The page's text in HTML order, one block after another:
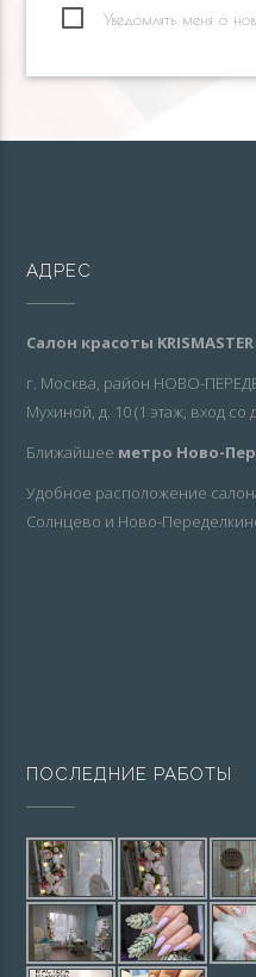
Уведомлять меня о
АДРЕС
Салон красоты KRISMASTER
г. Москва, район НОВО-
Мухиной, д. 10 (1 этаж, вход
Ближайшее метро Ново-
Удобное расположение
Солнцево и Ново-
ПОСЛЕДНИЕ РАБОТЫ